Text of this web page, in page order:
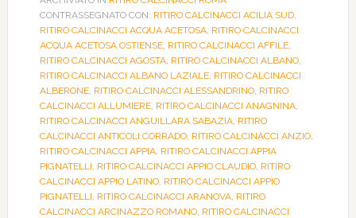
CONTRASSEGNATO CON: RITIRO CALCINACCI ACILIA SUD,
RITIRO CALCINACCI ACQUA ACETOSA, RITIRO CALCINACCI
ACQUA ACETOSA OSTIENSE, RITIRO CALCINACCI AFFILE,
RITIRO CALCINACCI AGOSTA, RITIRO CALCINACCI ALBANO,
RITIRO CALCINACCI ALBANO LAZIALE, RITIRO CALCINACCI
ALBERONE, RITIRO CALCINACCI ALESSANDRINO, RITIRO
CALCINACCI ALLUMIERE, RITIRO CALCINACCI ANAGNINA,
RITIRO CALCINACCI ANGUILLARA SABAZIA, RITIRO
CALCINACCI ANTICOLI CORRADO, RITIRO CALCINACCI ANZIO,
RITIRO CALCINACCI APPIA, RITIRO CALCINACCI APPIA
PIGNATELLI, RITIRO CALCINACCI APPIO CLAUDIO, RITIRO
CALCINACCI APPIO LATINO, RITIRO CALCINACCI APPIO
PIGNATELLI, RITIRO CALCINACCI ARANOVA, RITIRO
CALCINACCI ARCINAZZO ROMANO, RITIRO CALCINACCI